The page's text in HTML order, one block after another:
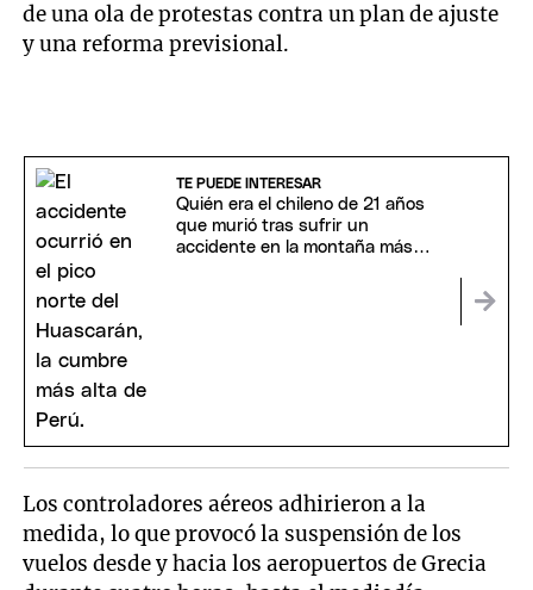
de una ola de protestas contra un plan de ajuste
y una reforma previsional.
TE PUEDE INTERESAR
Quién era el chileno de 21 años
que murió tras sufrir un
accidente en la montaña más
Los controladores aéreos adhirieron a la
medida, lo que provocó la suspensión de los
vuelos desde y hacia los aeropuertos de Grecia